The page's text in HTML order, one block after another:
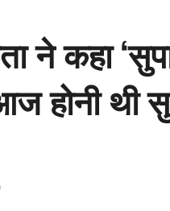
ने कहा
होनी थी